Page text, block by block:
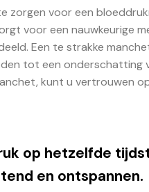
zorgen voor een
voor een nauwkeurige
Een te strakke
tot een
kunt u vertrouwen
op hetzelfde
en ontspannen.